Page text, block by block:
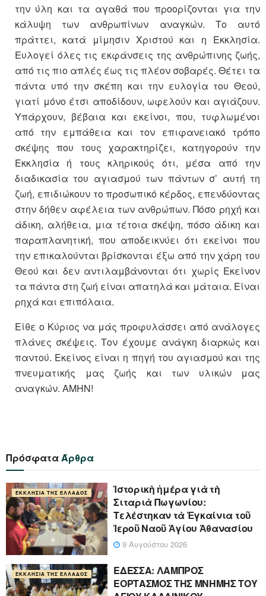
την ύλη και τα αγαθά που προορίζονται για την
κάλυψη των ανθρωπίνων αναγκών. Το αυτό
πράττει, κατά μίμησιν Χριστού και η Εκκλησία.
Ευλογεί όλες τις εκφάνσεις της ανθρώπινης ζωής,
από τις πιο απλές έως τις πλέον σοβαρές. Θέτει τα
πάντα υπό την σκέπη και την ευλογία του Θεού,
γιατί μόνο έτσι αποδίδουν, ωφελούν και αγιάζουν.
Υπάρχουν, βέβαια και εκείνοι, που, τυφλωμένοι
από την εμπάθεια και τον επιφανειακό τρόπο
σκέψης που τους χαρακτηρίζει, κατηγορούν την
Εκκλησία ή τους κληρικούς ότι, μέσα από την
διαδικασία του αγιασμού των πάντων σ’ αυτή τη
ζωή, επιδιώκουν το προσωπικό κέρδος, επενδύοντας
στην δήθεν αφέλεια των ανθρώπων. Πόσο ρηχή και
άδικη, αλήθεια, μια τέτοια σκέψη, πόσο άδικη και
παραπλανητική, που αποδεικνύει ότι εκείνοι που
την επικαλούνται βρίσκονται έξω από την χάρη του
Θεού και δεν αντιλαμβάνονται ότι χωρίς Εκείνον
τα πάντα στη ζωή είναι απατηλά και μάταια. Είναι
ρηχά και επιπόλαια.
Είθε ο Κύριος να μάς προφυλάσσει από ανάλογες
πλάνες σκέψεις. Τον έχουμε ανάγκη διαρκώς και
παντού. Εκείνος είναι η πηγή του αγιασμού και της
πνευματικής μας ζωής και των υλικών μας
αναγκών. ΑΜΗΝ!
ΠρόσφαταΆρθρα
ΕΚΚΛΗΣΊΑ ΤΗΣ ΕΛΛΆΔΟΣ
Ἱστορικὴ ἡμέρα γιὰ τὴ
Σιταριὰ Πωγωνίου:
Τελέστηκαν τὰ Ἐγκαίνια τοῦ
Ἱεροῦ Ναοῦ Ἁγίου Ἀθανασίου
9 Αυγούστου 2026
ΕΚΚΛΗΣΊΑ ΤΗΣ ΕΛΛΆΔΟΣ
ΕΔΕΣΣΑ: ΛΑΜΠΡΟΣ
ΕΟΡΤΑΣΜΟΣ ΤΗΣ ΜΝΗΜΗΣ ΤΟΥ